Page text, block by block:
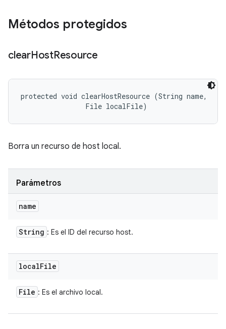
Métodos protegidos
clearHostResource
protected void clearHostResource (String name,
                File localFile)
Borra un recurso de host local.
Parámetros
name
String : Es el ID del recurso host.
localFile
File : Es el archivo local.